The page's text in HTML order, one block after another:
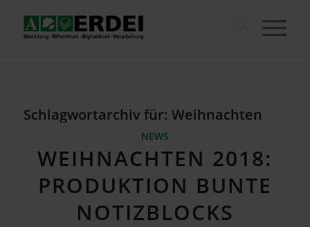
Schlagwortarchiv für: Weihnachten
NEWS
WEIHNACHTEN 2018:
PRODUKTION BUNTE
NOTIZBLOCKS